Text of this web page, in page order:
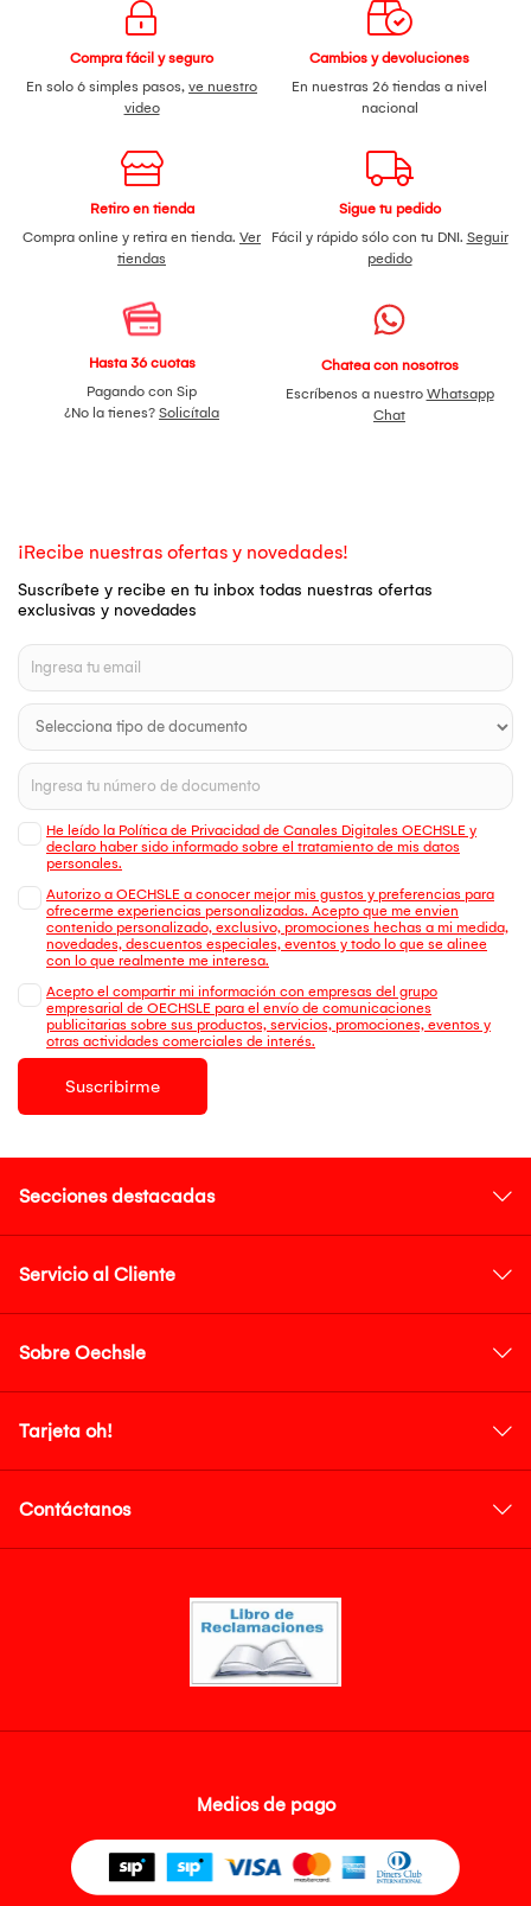
Compra fácil y seguro
En solo 6 simples pasos, ve nuestro
video
Cambios y devoluciones
En nuestras 26 tiendas a nivel
nacional
Retiro en tienda
Compra online y retira en tienda. Ver
tiendas
Sigue tu pedido
Fácil y rápido sólo con tu DNI. Seguir
pedido
Hasta 36 cuotas
Pagando con Sip
¿No la tienes? Solicítala
Chatea con nosotros
Escríbenos a nuestro Whatsapp
Chat
¡Recibe nuestras ofertas y novedades!
Suscríbete y recibe en tu inbox todas nuestras ofertas
exclusivas y novedades
He leído la Política de Privacidad de Canales Digitales OECHSLE y
declaro haber sido informado sobre el tratamiento de mis datos
personales.
Autorizo a OECHSLE a conocer mejor mis gustos y preferencias para
ofrecerme experiencias personalizadas. Acepto que me envien
contenido personalizado, exclusivo, promociones hechas a mi medida,
novedades, descuentos especiales, eventos y todo lo que se alinee
con lo que realmente me interesa.
Acepto el compartir mi información con empresas del grupo
empresarial de OECHSLE para el envío de comunicaciones
publicitarias sobre sus productos, servicios, promociones, eventos y
otras actividades comerciales de interés.
Suscribirme
Secciones destacadas
Servicio al Cliente
Sobre Oechsle
Tarjeta oh!
Contáctanos
Medios de pago